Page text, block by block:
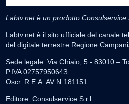
Labtv.net è un prodotto Consulservice
Labtv.net è il sito ufficiale del canale
del digitale terrestre Regione
Sede legale: Via Chiaio, 5 - 83010 –
P.IVA 02757950643
Oscr. R.E.A. AV N.181151
Editore: Consulservice S.r.l.